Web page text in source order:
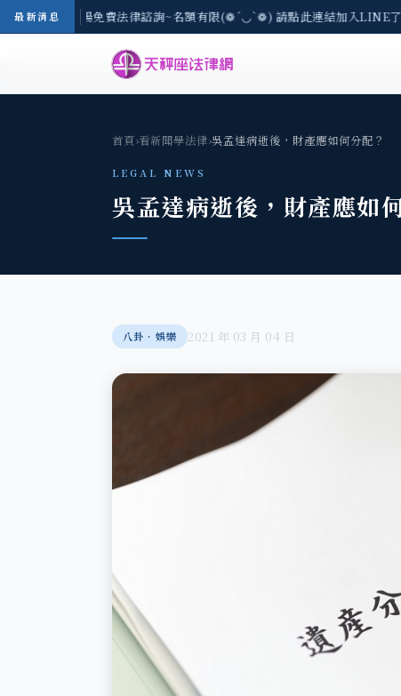
最新消息
-8/3(一) 現場免費法律諮詢~名額有限(❁´◡`❁) 請點此連結加入LINE
首頁›看新聞學法律›吳孟達病逝後，財產應如何分配？
LEGAL NEWS
吳孟達病逝後，財產應如
八卦‧娛樂 2021 年 03 月 04 日